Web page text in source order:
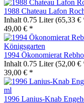
1988 Chateau Lafon
Inhalt 0.75 Liter(65,33 €
49,00 € *
1994 Ökonomierat
Inhalt 0.75 Liter(52,00 €
39,00 € *
1996 Lanius-Knab